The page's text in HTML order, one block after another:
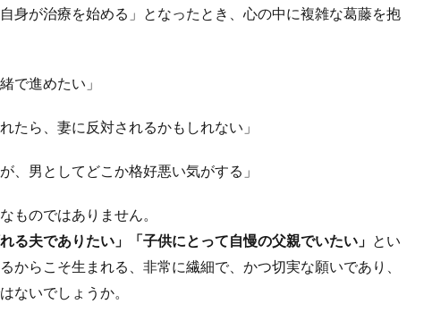
身が治療を始める」となったとき、心の中に複雑な葛藤を抱
で進めたい」
たら、妻に反対されるかもしれない」
、男としてどこか格好悪い気がする」
ものではありません。
る夫でありたい」「子供にとって自慢の父親でいたい」 とい
からこそ生まれる、非常に繊細で、かつ切実な願いであり、
ないでしょうか。